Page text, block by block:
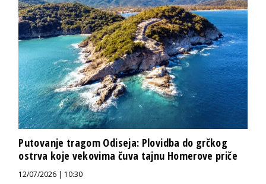
Putovanje tragom Odiseja: Plovidba do grčkog
ostrva koje vekovima čuva tajnu Homerove priče
12/07/2026 | 10:30